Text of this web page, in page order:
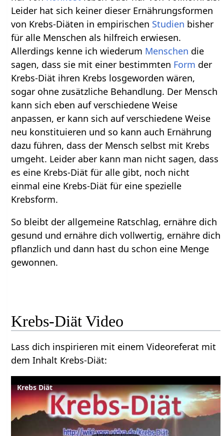
Leider hat sich keiner dieser Ernährungsformen
von Krebs-Diäten in empirischen Studien bisher
für alle Menschen als hilfreich erwiesen.
Allerdings kenne ich wiederum Menschen die
sagen, dass sie mit einer bestimmten Form der
Krebs-Diät ihren Krebs losgeworden wären,
sogar ohne zusätzliche Behandlung. Der Mensch
kann sich eben auf verschiedene Weise
anpassen, er kann sich auf verschiedene Weise
neu konstituieren und so kann auch Ernährung
dazu führen, dass der Mensch selbst mit Krebs
umgeht. Leider aber kann man nicht sagen, dass
es eine Krebs-Diät für alle gibt, noch nicht
einmal eine Krebs-Diät für eine spezielle
Krebsform.
So bleibt der allgemeine Ratschlag, ernähre dich
gesund und ernähre dich vollwertig, ernähre dich
pflanzlich und dann hast du schon eine Menge
gewonnen.
Krebs-Diät Video
Lass dich inspirieren mit einem Videoreferat mit
dem Inhalt Krebs-Diät:
Krebs Diät